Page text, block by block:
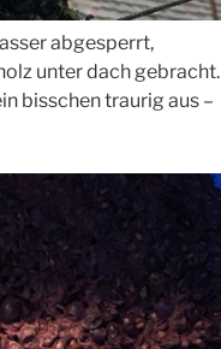
abgesperrt,
unter dach gebracht.
bisschen traurig aus –